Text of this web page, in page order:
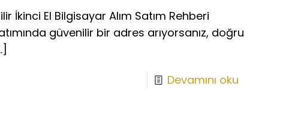
İkinci El Bilgisayar Alım Satım Rehberi
güvenilir bir adres arıyorsanız, doğru
Devamını oku